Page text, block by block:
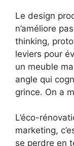
Le design
n’améliore
thinking,
leviers pour
un meuble
angle qui
grince. On a
L’éco-
marketing,
se perdre en